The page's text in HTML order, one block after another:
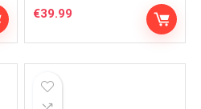
€39.99